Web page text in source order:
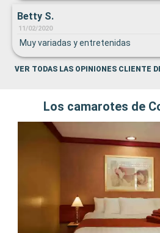
Betty S.
11/02/2020
Muy variadas y entretenidas
VER TODAS LAS OPINIONES CLIENTE
Los camarotes de